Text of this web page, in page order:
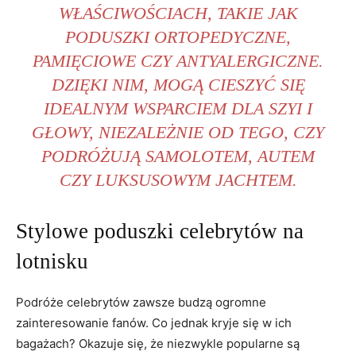
WŁAŚCIWOŚCIACH, TAKIE ‍JAK
‍PODUSZKI ORTOPEDYCZNE,
PAMIĘCIOWE CZY ANTYALERGICZNE.
DZIĘKI NIM,⁢ MOGĄ CIESZYĆ ⁤SIĘ
IDEALNYM WSPARCIEM ​DLA SZYI I
GŁOWY, NIEZALEŻNIE OD‌ TEGO, CZY
‍PODRÓŻUJĄ SAMOLOTEM,⁤ AUTEM
CZY LUKSUSOWYM⁣ JACHTEM.
Stylowe poduszki celebrytów na
lotnisku
Podróże celebrytów zawsze⁣ budzą ogromne
zainteresowanie fanów. Co ⁣jednak kryje się ⁤w​ ich⁤
bagażach? Okazuje się, że niezwykle popularne są⁣